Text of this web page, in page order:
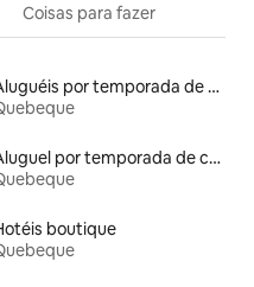
Coisas para fazer
Aluguéis por temporada de celeiros
Aluguel por temporada de casas arredondadas
boutique